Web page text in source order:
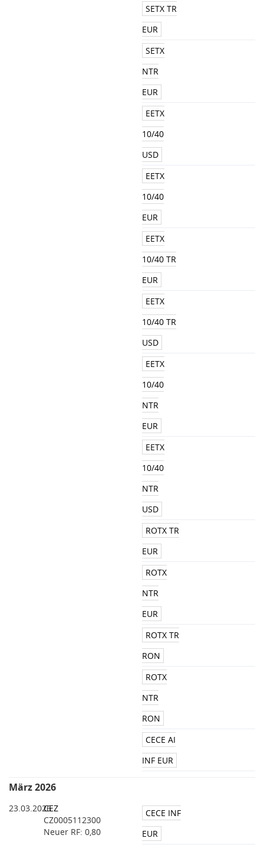
SETX TR
EUR
SETX
NTR
EUR
EETX
10/40
USD
EETX
10/40
EUR
EETX
10/40 TR
EUR
EETX
10/40 TR
USD
EETX
10/40
NTR
EUR
EETX
10/40
NTR
USD
ROTX TR
EUR
ROTX
NTR
EUR
ROTX TR
RON
ROTX
NTR
RON
CECE AI
INF EUR
März 2026
23.03.2026CEZ
CZ0005112300
Neuer RF: 0,80
CECE INF
EUR